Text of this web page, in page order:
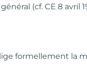
(cf. CE 8 avril
formellement la